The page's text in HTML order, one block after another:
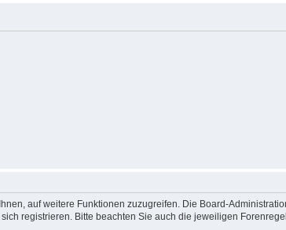
auf weitere Funktionen zuzugreifen. Die Board-
registrieren. Bitte beachten Sie auch die jeweiligen